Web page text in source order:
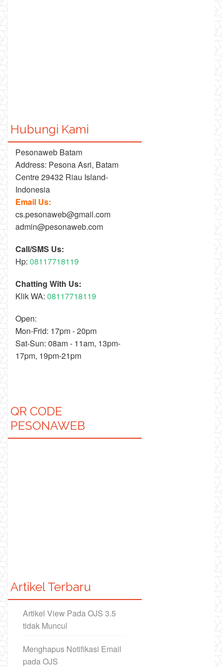
Hubungi Kami
Pesonaweb Batam
Address: Pesona Asri, Batam
Centre 29432 Riau Island-
Indonesia
Email Us:
cs.pesonaweb@gmail.com
admin@pesonaweb.com
Call/SMS Us:
Hp: 08117718119
Chatting With Us:
Klik WA: 08117718119
Open:
Mon-Frid: 17pm - 20pm
Sat-Sun: 08am - 11am, 13pm-
17pm, 19pm-21pm
QR CODE
PESONAWEB
Artikel Terbaru
Artikel View Pada OJS 3.5
tidak Muncul
Menghapus Notifikasi Email
pada OJS